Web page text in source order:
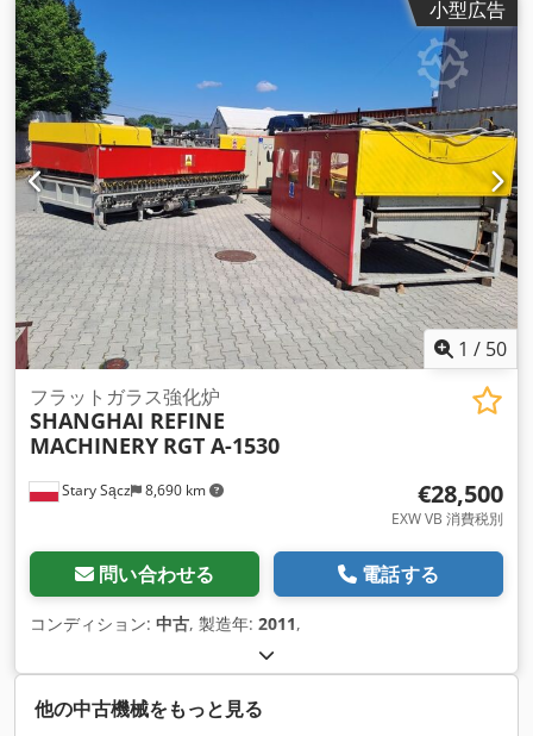
小型広告
1 / 50
Stary Sącz 8,690 km
フラットガラス強化炉
SHANGHAI REFINE
MACHINERY RGT A-1530
€28,500
EXW VB 消費税別
問い合わせる 電話する
コンディション: 中古, 製造年: 2011,
他の中古機械をもっと見る